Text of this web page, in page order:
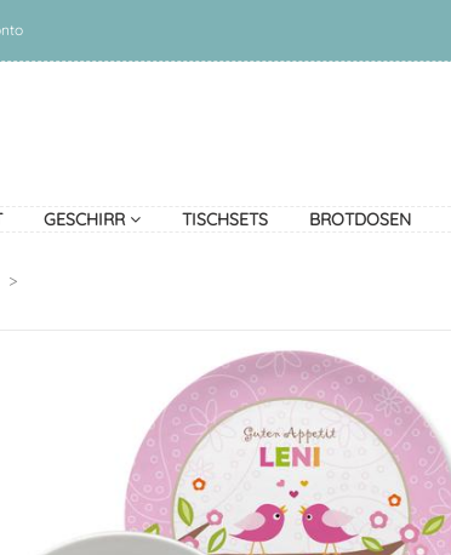
GESCHIRR TISCHSETS BROTDOSEN
>